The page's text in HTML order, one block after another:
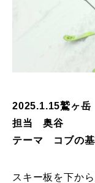
レッスンテーマか
中級2
2025.1.15鷲ヶ岳
担当 奥谷
テーマ コブの
スキー板を下か